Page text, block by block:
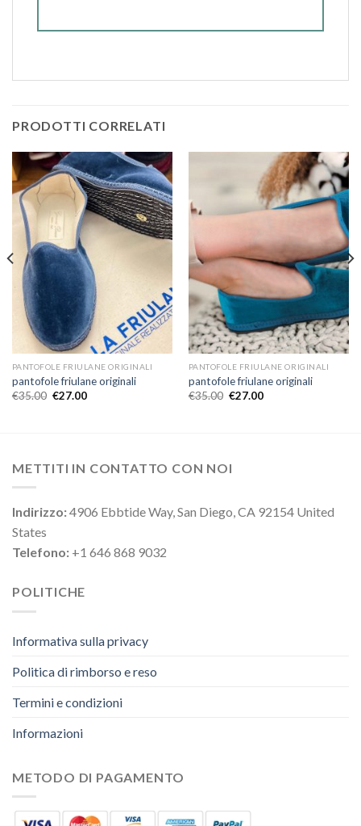
PRODOTTI CORRELATI
PANTOFOLE FRIULANE ORIGINALI
pantofole friulane originali
€35.00 €27.00
PANTOFOLE FRIULANE ORIGINALI
pantofole friulane originali
€35.00 €27.00
METTITI IN CONTATTO CON NOI
Indirizzo:4906 Ebbtide Way, San Diego, CA 92154 United
States
Telefono: +1 646 868 9032
POLITICHE
Informativa sulla privacy
Politica di rimborso e reso
Termini e condizioni
Informazioni
METODO DI PAGAMENTO